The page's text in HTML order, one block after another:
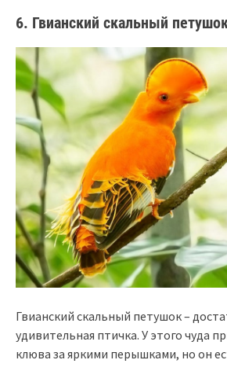
6. Гвианский скальный
Гвианский скальный петушок –
удивительная птичка. У этого чуда
клюва за яркими перышками, но он